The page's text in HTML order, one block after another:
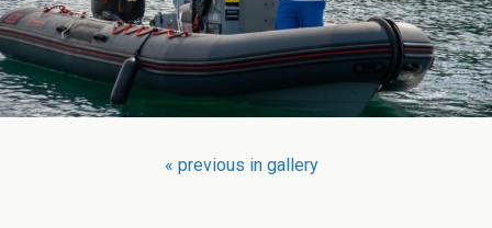
« previous in gallery